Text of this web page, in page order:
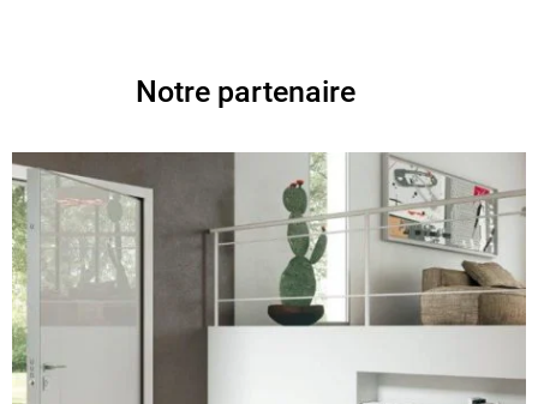
Notre partenaire